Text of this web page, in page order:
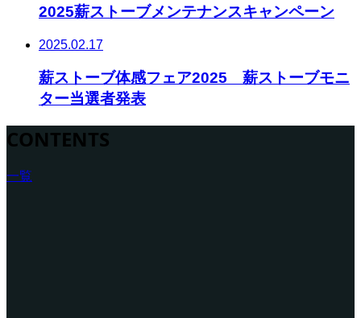
2025薪ストーブメンテナンスキャンペーン
2025.02.17
薪ストーブ体感フェア2025 薪ストーブモニ
ター当選者発表
CONTENTS
一覧